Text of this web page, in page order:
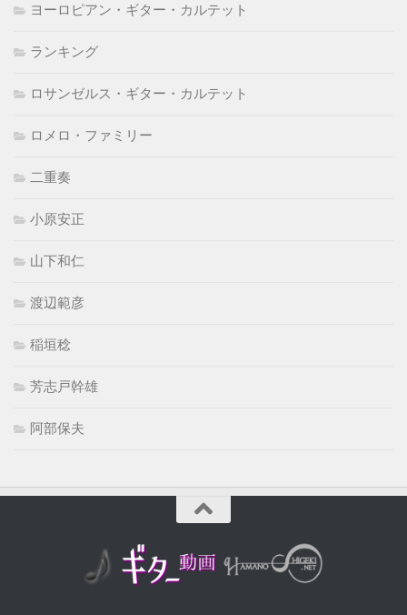
ヨーロピアン・ギター・カルテット
ランキング
ロサンゼルス・ギター・カルテット
ロメロ・ファミリー
二重奏
小原安正
山下和仁
渡辺範彦
稲垣稔
芳志戸幹雄
阿部保夫